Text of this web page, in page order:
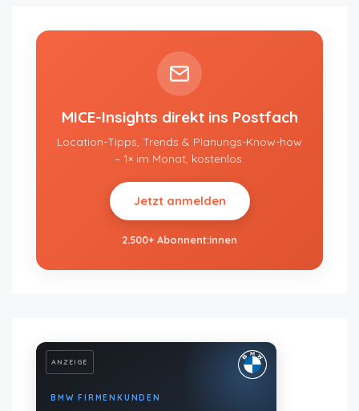
MICE-Insights direkt ins Postfach
Location-Tipps, Trends & Planungs-Know-how
– 1× im Monat, kostenlos.
Jetzt anmelden
2.500+ Abonnent:innen
ANZEIGE
BMW FIRMENKUNDEN